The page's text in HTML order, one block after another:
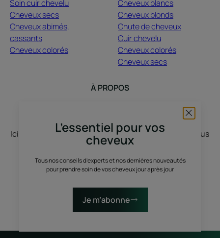
L’essentiel pour vos
cheveux
Tous nos conseils d’experts et nos dernières nouveautés
pour prendre soin de vos cheveux jour après jour
Je m’abonne
Soin cuir chevelu
Cheveux secs
Cheveux abimés,
cassants
Cheveux colorés
Cheveux blancs
Cheveux blonds
Chute de cheveux
Cuir chevelu
Cheveux colorés
Cheveux secs
À PROPOS
Ici, nous vous écoutons, vous nous racontez, nous vous
inspirons. Le cheveu pousse avec vos stories, vos
envies, vos humeurs, vos changements de vie. On
discute, on partage, on sublime, avec du vrai et du
nature.